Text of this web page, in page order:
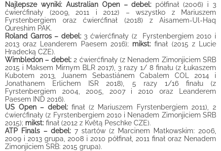
Najlepsze wyniki: Australian Open – debel: półfinał (2006) i 3
ćwierćfinały (2009, 2011 i 2012) – wszystko z Mariuszem
Fyrstenbergiem oraz ćwierćfinał (2018) z Aisamem-Ul-Haq
Qureshim PAK.
Roland Garros – debel:3 ćwierćfinały (z Fyrstenbergiem 2010 i
2013 oraz Leanderem Paesem 2016); mikst:finał (2015 z Lucie
Hradecką CZE).
Wimbledon – debel:2 ćwierćfinały (z Nenadem Zimonjiciem SRB
2015 i Maksem Mirnym BLR 2017), 3 razy 1/ 8 finału (z Łukaszem
Kubotem 2013, Juanem Sebastiánem Cabalem COL 2014 i
Jonathanem Erlichem ISR 2018), 5 razy 1/16 finału (z
Fyrstenbergiem 2004, 2005, 2007 i 2010 oraz Leanderem
Paesem IND 2016).
US Open – debel:finał (z Mariuszem Fyrstenbergiem 2011), 2
ćwierćfinały (z Fyrstenbergiem 2010 i Nenadem Zimonjiciem SRB
2015); mikst: finał (2012 z Květą Peschke CZE).
ATP Finals – debel: 7 startów (z Marcinem Matkowskim: 2006,
2009 i 2013 grupa, 2008 i 2010 półfinał, 2011 finał oraz Nenadem
Zimonjiciem SRB: 2015 grupa).